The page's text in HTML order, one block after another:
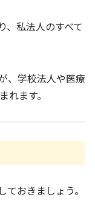
、私法人のすべて
、学校法人や医療
ます。
おきましょう。